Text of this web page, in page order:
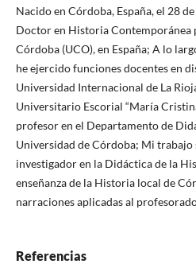
Nacido en Córdoba, España, el 28
Doctor en Historia Contemporánea
Córdoba (UCO), en España; A lo
he ejercido funciones docentes en
Universidad Internacional de La
Universitario Escorial “María
profesor en el Departamento de
Universidad de Córdoba; Mi trabajo
investigador en la Didáctica de la
enseñanza de la Historia local de
narraciones aplicadas al
Referencias